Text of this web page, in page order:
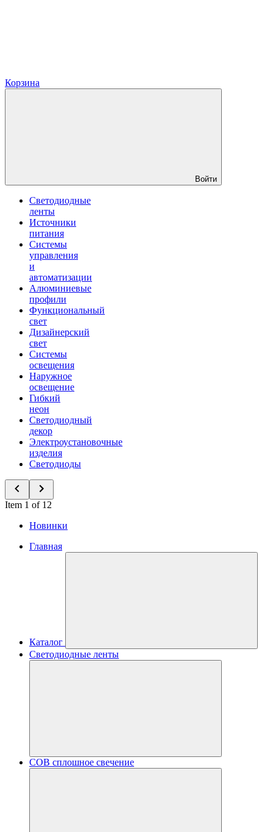
Корзина
Войти
Светодиодные
ленты
Источники
питания
Системы
управления
и
автоматизации
Алюминиевые
профили
Функциональный
свет
Дизайнерский
свет
Системы
освещения
Наружное
освещение
Гибкий
неон
Светодиодный
декор
Электроустановочные
изделия
Светодиоды
Item 1 of 12
Новинки
Главная
Каталог
Светодиодные ленты
COB сплошное свечение